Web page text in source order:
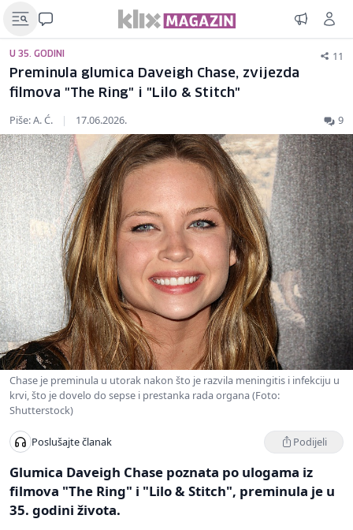
U 35. GODINI 11
Preminula glumica Daveigh Chase, zvijezda
filmova "The Ring" i "Lilo & Stitch"
Piše: A. Ć. | 17.06.2026. 9
Chase je preminula u utorak nakon što je razvila meningitis i infekciju u
krvi, što je dovelo do sepse i prestanka rada organa (Foto:
Shutterstock)
Poslušajte članak Podijeli
Glumica Daveigh Chase poznata po ulogama iz
filmova "The Ring" i "Lilo & Stitch", preminula je u
35. godini života.